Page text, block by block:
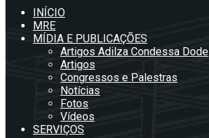
INÍCIO
MRE
MÍDIA E PUBLICAÇÕES
Artigos Adilza Condessa Dode
Artigos
Congressos e Palestras
Notícias
Fotos
Vídeos
SERVIÇOS